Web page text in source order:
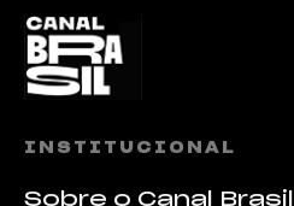
INSTITUCIONAL
Sobre o Canal Brasil